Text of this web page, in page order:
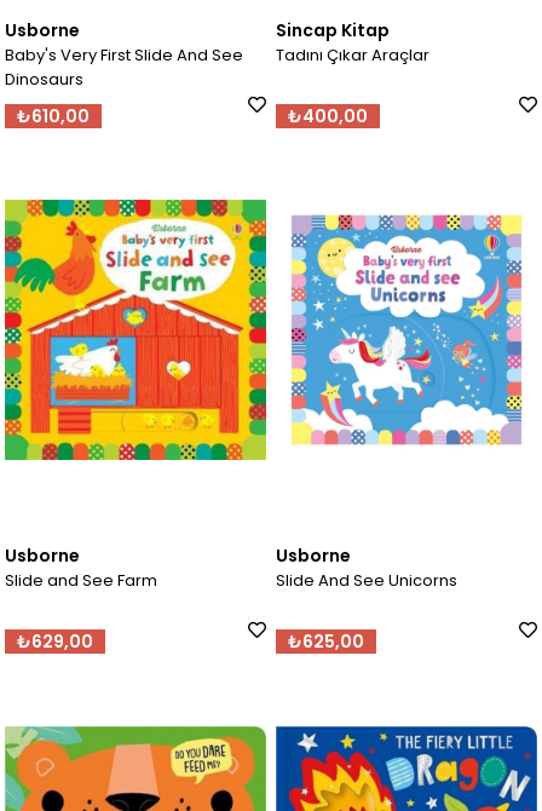
Usborne
Baby's Very First Slide And See
Dinosaurs
₺610,00
Sincap Kitap
Tadını Çıkar Araçlar
₺400,00
Usborne
Slide and See Farm
₺629,00
Usborne
Slide And See Unicorns
₺625,00